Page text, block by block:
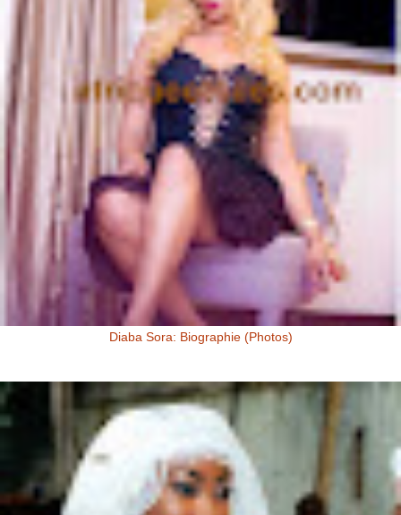
Diaba Sora: Biographie (Photos)